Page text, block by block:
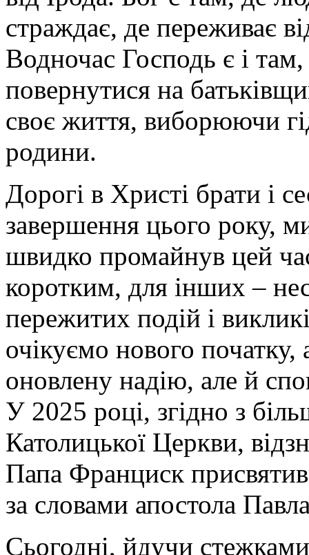
страждає, де переживає
Водночас Господь є і
повернутися на
своє життя, виборюючи
родини.
Дорогі в Христі брати і
завершення цього року,
швидко промайнув цей
коротким, для інших –
пережитих подій і
очікуємо нового
оновлену надію, але й
У 2025 році, згідно з
Католицької Церкви,
Папа Франциск
за словами апостола
Сьогодні, йдучи